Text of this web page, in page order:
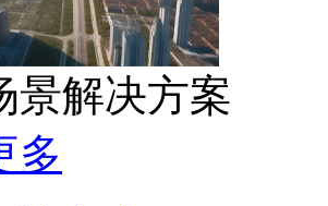
景解决方案
多